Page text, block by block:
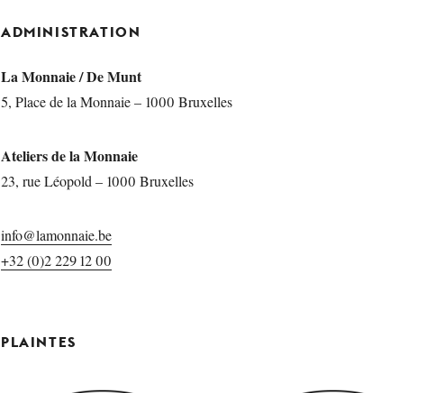
ADMINISTRATION
La Monnaie / De Munt
5, Place de la Monnaie – 1000 Bruxelles
Ateliers de la Monnaie
23, rue Léopold – 1000 Bruxelles
info@lamonnaie.be
+32 (0)2 229 12 00
PLAINTES